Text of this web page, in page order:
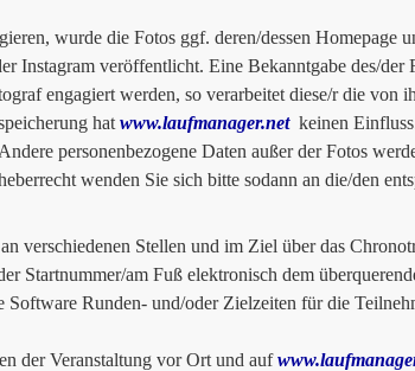
wurde die Fotos ggf. deren/dessen Homepage
Instagram veröffentlicht. Eine Bekanntgabe des/
engagiert werden, so verarbeitet diese/r die von
hat www.laufmanager.netkeinen
personenbezogene Daten außer der Fotos
wenden Sie sich bitte sodann an die/den
verschiedenen Stellen und im Ziel über das
Startnummer/am Fuß elektronisch dem
Software Runden- und/oder Zielzeiten für die
der Veranstaltung vor Ort und auf